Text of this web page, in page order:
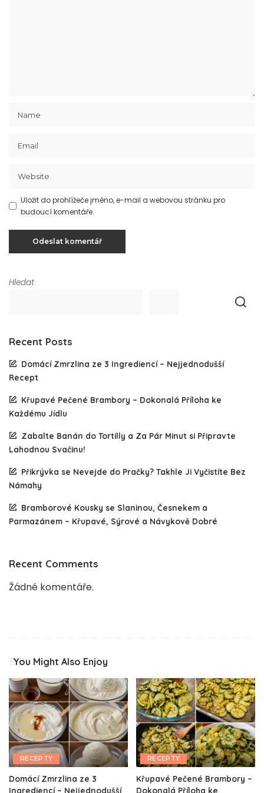
Uložit do prohlížeče jméno, e-mail a webovou stránku pro
budoucí komentáře.
Hledat
Recent Posts
Domácí Zmrzlina ze 3 Ingrediencí – Nejjednodušší
Recept
Křupavé Pečené Brambory – Dokonalá Příloha ke
Každému Jídlu
Zabalte Banán do Tortilly a Za Pár Minut si Připravte
Lahodnou Svačinu!
Přikrývka se Nevejde do Pračky? Takhle Ji Vyčistíte Bez
Námahy
Bramborové Kousky se Slaninou, Česnekem a
Parmazánem – Křupavé, Sýrové a Návykově Dobré
Recent Comments
Žádné komentáře.
You Might Also Enjoy
RECEPTY
Domácí Zmrzlina ze 3
Ingrediencí – Nejjednodušší
RECEPTY
Křupavé Pečené Brambory –
Dokonalá Příloha ke